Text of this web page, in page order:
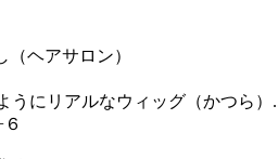
ヘアサロン）
うにリアルなウィッグ（かつら